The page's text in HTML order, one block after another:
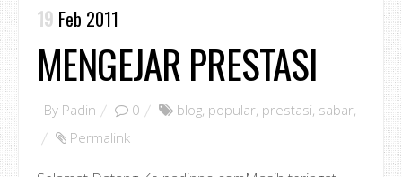
19 Feb 2011
MENGEJAR PRESTASI
By Padin 0 blog, popular, prestasi, sabar,
Permalink